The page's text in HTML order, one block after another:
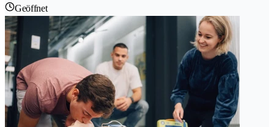
Geöffnet